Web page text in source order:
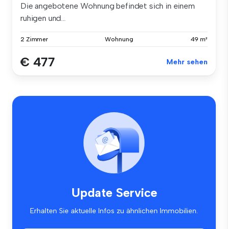
Die angebotene Wohnung befindet sich in einem
ruhigen und...
2 Zimmer Wohnung 49 m²
€ 477 Mehr sehen
Update Service
Erhalten Sie aktuelle Infos zu ähnlichen Immobilien.